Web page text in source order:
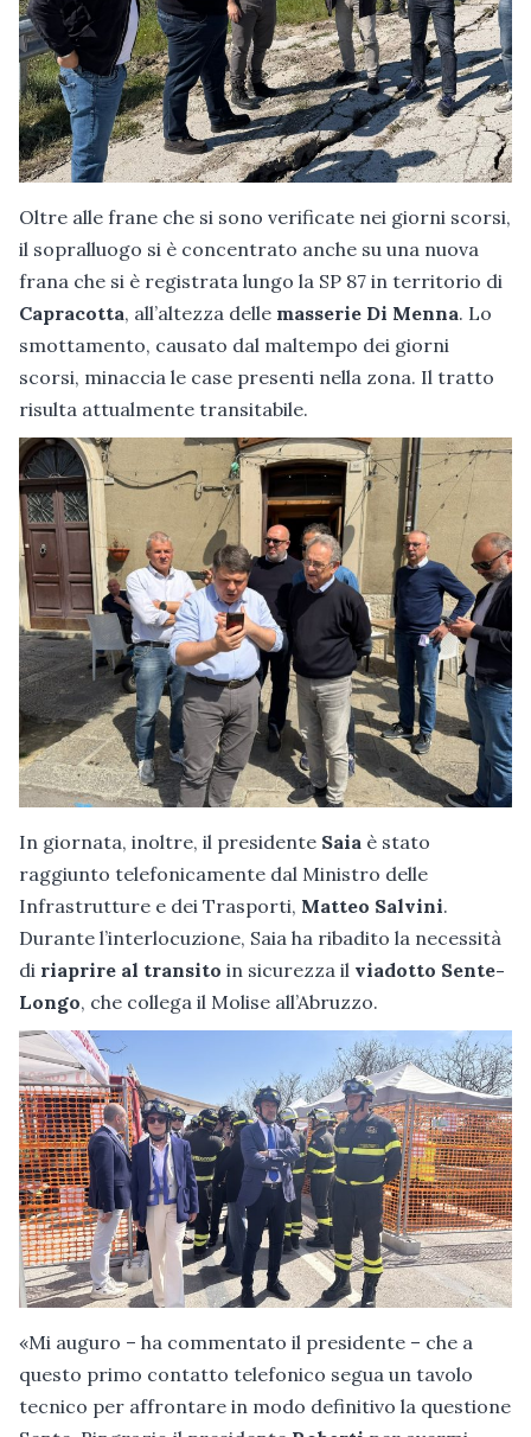
Oltre alle frane che si sono verificate nei giorni scorsi,
il sopralluogo si è concentrato anche su una nuova
frana che si è registrata lungo la SP 87 in territorio di
Capracotta, all’altezza delle masserie Di Menna. Lo
smottamento, causato dal maltempo dei giorni
scorsi, minaccia le case presenti nella zona. Il tratto
risulta attualmente transitabile.
In giornata, inoltre, il presidente Saia è stato
raggiunto telefonicamente dal Ministro delle
Infrastrutture e dei Trasporti, Matteo Salvini.
Durante l’interlocuzione, Saia ha ribadito la necessità
di riaprire al transito in sicurezza il viadotto Sente-
Longo, che collega il Molise all’Abruzzo.
«Mi auguro – ha commentato il presidente – che a
questo primo contatto telefonico segua un tavolo
tecnico per affrontare in modo definitivo la questione